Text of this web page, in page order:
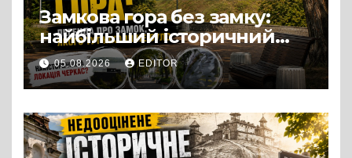
Замкова гора без замку:
найбільший історичний
міф Черкас
05.08.2026 EDITOR